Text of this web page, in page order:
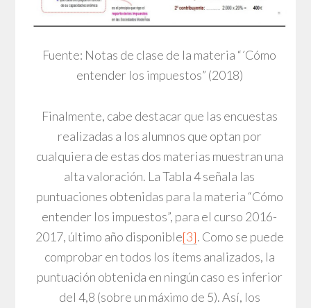
Fuente: Notas de clase de la materia “´Cómo
entender los impuestos” (2018)
Finalmente, cabe destacar que las encuestas
realizadas a los alumnos que optan por
cualquiera de estas dos materias muestran una
alta valoración. La Tabla 4 señala las
puntuaciones obtenidas para la materia “Cómo
entender los impuestos”, para el curso 2016-
2017, último año disponible[3]. Como se puede
comprobar en todos los ítems analizados, la
puntuación obtenida en ningún caso es inferior
del 4,8 (sobre un máximo de 5). Así, los